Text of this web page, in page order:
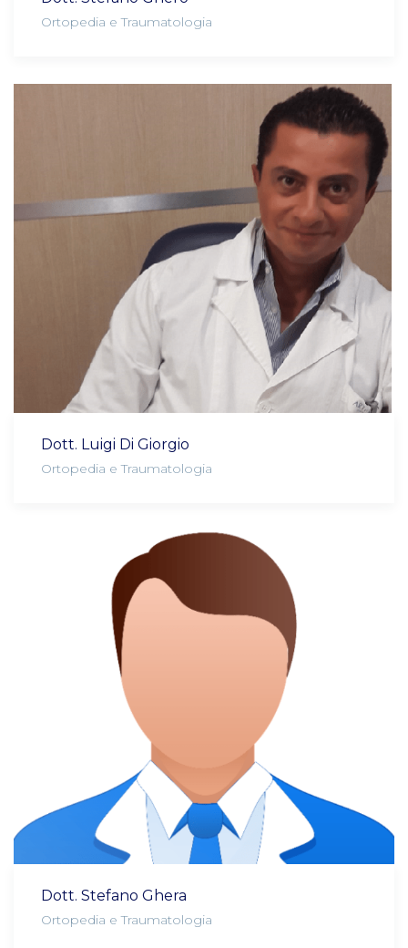
Ortopedia e Traumatologia
Dott. Luigi Di Giorgio
Ortopedia e Traumatologia
Dott. Stefano Ghera
Ortopedia e Traumatologia